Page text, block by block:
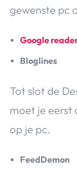
gewenste pc
Google
Bloglines
Tot slot de
moet je eerst
op je pc.
FeedDemon